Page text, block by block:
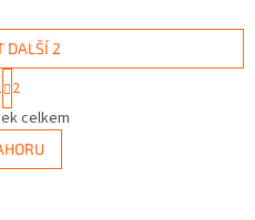
O
v
l
á
DALŠÍ 2
t
r
á
n
k
2
celkem